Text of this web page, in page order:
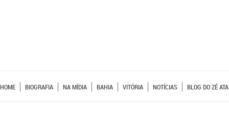
HOME BIOGRAFIA NA MÍDIA BAHIA VITÓRIA NOTÍCIAS BLOG DO ZÉ